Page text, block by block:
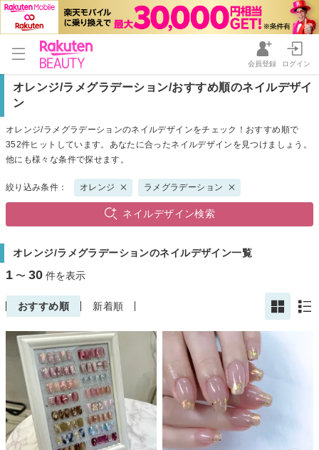
会員登録 ログイン
オレンジ/ラメグラデーション/おすすめ順のネイルデザイ
ン
オレンジ/ラメグラデーションのネイルデザインをチェック！おすすめ順で
352件ヒットしています。あなたに合ったネイルデザインを見つけましょう。
他にも様々な条件で探せます。
絞り込み条件： オレンジ ラメグラデーション
ネイルデザイン検索
オレンジ/ラメグラデーションのネイルデザイン一覧
1 〜 30 件を表示
おすすめ順 新着順